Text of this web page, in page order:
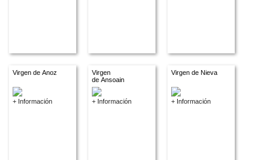
Virgen de Anoz
+ Información
Virgen
de Ansoain
+ Información
Virgen de Nieva
+ Información